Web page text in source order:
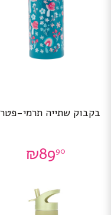
בקבוק שתייה תרמי-
₪8990